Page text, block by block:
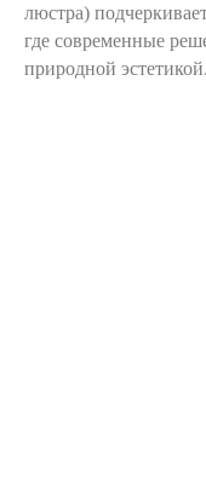
люстра)
где современные
природной эстетикой.